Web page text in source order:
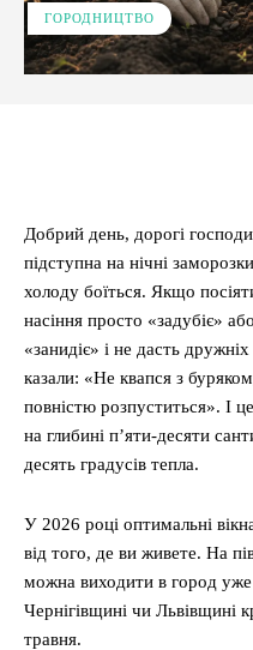
ГОРОДНИЦТВО
Добрий день, дорогі
підступна на нічні
холоду боїться. Якщо
насіння просто «задубіє»
«занидіє» і не дасть
казали: «Не квапся з
повністю розпуститься». І
на глибині п’яти-десяти
десять градусів тепла.
У 2026 році оптимальні
від того, де ви живете. На
можна виходити в город уже
Чернігівщині чи Львівщині
травня.